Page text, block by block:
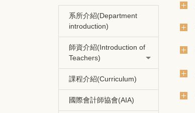
系所介紹(Department
introduction)
師資介紹(Introduction of
Teachers)
課程介紹(Curriculum)
國際會計師協會(AIA)